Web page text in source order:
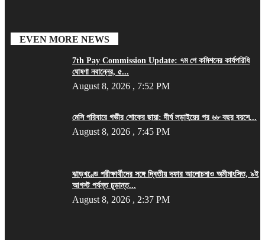
EVEN MORE NEWS
7th Pay Commission Update: ৭ম পে কমিশনের কার্যপরিধি
ঘোষণা নবান্নের, ৫...
August 8, 2026 , 7:52 PM
মেসি পরিবারে গভীর শোকের ছায়া: দীর্ঘ লড়াইয়ের পর ৬৮ বছর বয়সে...
August 8, 2026 , 7:45 PM
ঝাড়খণ্ডে পরীক্ষার্থীদের সঙ্গে দ্বিতীয় দফার আলোচনাও অমীমাংসিত, ৯ই
আগস্ট পর্যন্ত চূড়ান্ত...
August 8, 2026 , 2:37 PM